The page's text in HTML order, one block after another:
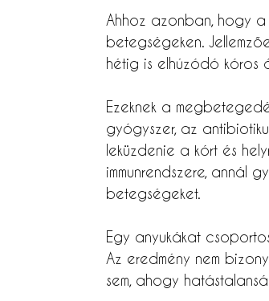
Ahhoz azonban, hogy a
betegségeken.
hétig is elhúzódó kóros
Ezeknek a
gyógyszer, az
leküzdenie a kórt és
immunrendszere,
betegségeket.
Egy anyukákat
Az eredmény nem
sem, ahogy